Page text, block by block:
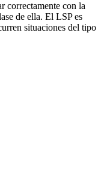
correctamente con la
de ella. El LSP es
situaciones del tipo